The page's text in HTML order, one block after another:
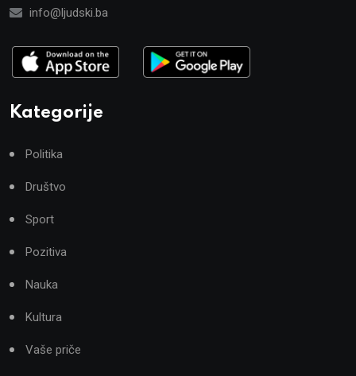
info@ljudski.ba
Kategorije
Politika
Društvo
Sport
Pozitiva
Nauka
Kultura
Vaše priče